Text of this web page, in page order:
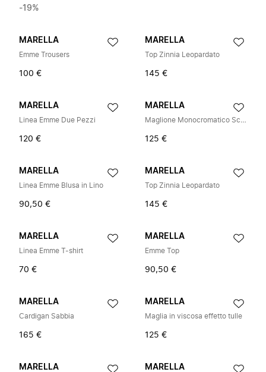
-19%
MARELLA
Emme Trousers
100 €
MARELLA
Top Zinnia Leopardato
145 €
MARELLA
Linea Emme Due Pezzi
120 €
MARELLA
Maglione Monocromatico Scollo a V
125 €
MARELLA
Linea Emme Blusa in Lino
90,50 €
MARELLA
Top Zinnia Leopardato
145 €
MARELLA
Linea Emme T-shirt
70 €
MARELLA
Emme Top
90,50 €
MARELLA
Cardigan Sabbia
165 €
MARELLA
Maglia in viscosa effetto tulle
125 €
MARELLA MARELLA